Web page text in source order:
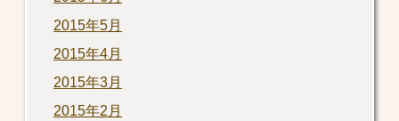
2015年5月
2015年4月
2015年3月
2015年2月